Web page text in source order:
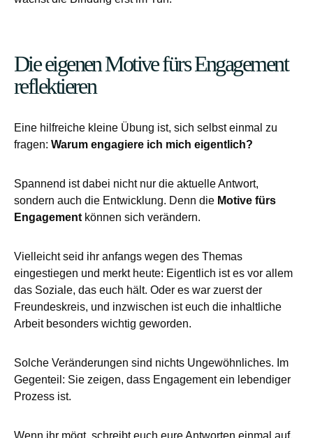
Die eigenen Motive fürs Engagement
reflektieren
Eine hilfreiche kleine Übung ist, sich selbst einmal zu
fragen: Warum engagiere ich mich eigentlich?
Spannend ist dabei nicht nur die aktuelle Antwort,
sondern auch die Entwicklung. Denn die Motive fürs
Engagement können sich verändern.
Vielleicht seid ihr anfangs wegen des Themas
eingestiegen und merkt heute: Eigentlich ist es vor allem
das Soziale, das euch hält. Oder es war zuerst der
Freundeskreis, und inzwischen ist euch die inhaltliche
Arbeit besonders wichtig geworden.
Solche Veränderungen sind nichts Ungewöhnliches. Im
Gegenteil: Sie zeigen, dass Engagement ein lebendiger
Prozess ist.
Wenn ihr mögt, schreibt euch eure Antworten einmal auf.